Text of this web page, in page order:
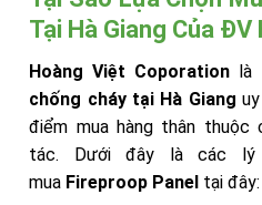
Tại Hà Giang Của
Hoàng Việt Coporation là
chống cháy tại Hà Giang
điểm mua hàng thân thuộc
tác. Dưới đây là các
mua Fireproop Panel tại đây: